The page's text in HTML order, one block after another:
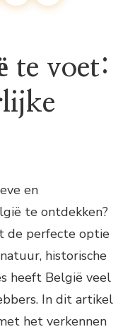
te voet:
en
te ontdekken?
de perfecte optie
historische
heeft België veel
In dit artikel
het verkennen